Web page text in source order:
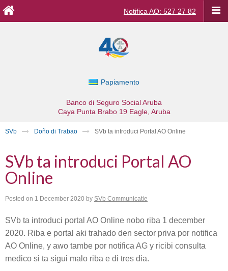
Notifica AO: 527 27 82
Papiamento
Banco di Seguro Social Aruba
Caya Punta Brabo 19 Eagle, Aruba
SVb Doño di Trabao SVb ta introduci Portal AO Online
SVb ta introduci Portal AO
Online
Posted on 1 December 2020 by SVb Communicatie
SVb ta introduci portal AO Online nobo riba 1 december
2020. Riba e portal aki trahado den sector priva por notifica
AO Online, y awo tambe por notifica AG y ricibi consulta
medico si ta sigui malo riba e di tres dia.